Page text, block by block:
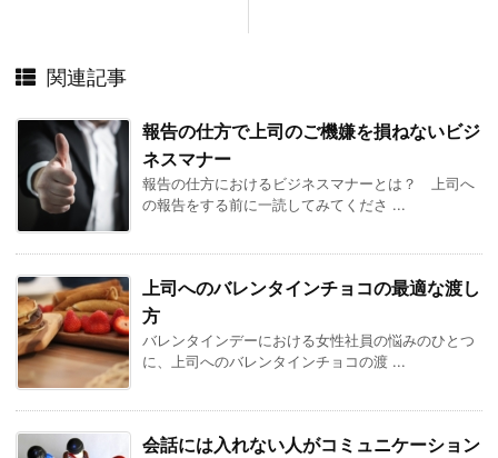
関連記事
報告の仕方で上司のご機嫌を損ねないビジ
ネスマナー
報告の仕方におけるビジネスマナーとは？ 上司へ
の報告をする前に一読してみてくださ ...
上司へのバレンタインチョコの最適な渡し
方
バレンタインデーにおける女性社員の悩みのひとつ
に、上司へのバレンタインチョコの渡 ...
会話には入れない人がコミュニケーション